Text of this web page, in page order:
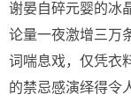
谢晏自碎元婴的冰
论量一夜激增三万
词喘息戏，仅凭衣
的禁忌感演绎得令